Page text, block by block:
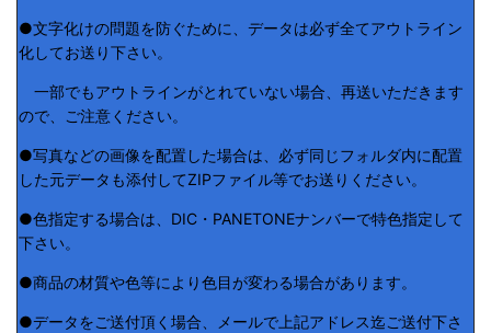
●文字化けの問題を防ぐために、データは必ず全てアウトライン
化してお送り下さい。
一部でもアウトラインがとれていない場合、再送いただきます
ので、ご注意ください。
●写真などの画像を配置した場合は、必ず同じフォルダ内に配置
した元データも添付してZIPファイル等でお送りください。
●色指定する場合は、DIC・PANETONEナンバーで特色指定して
下さい。
●商品の材質や色等により色目が変わる場合があります。
●データをご送付頂く場合、メールで上記アドレス迄ご送付下さ